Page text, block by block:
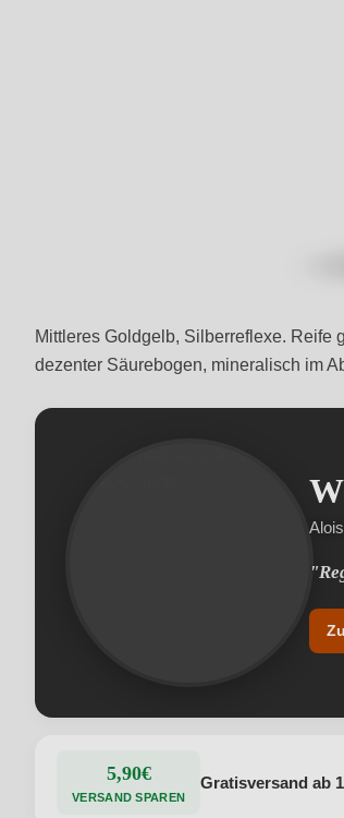
Mittleres Goldgelb, Silberreflexe. Reife
dezenter Säurebogen, mineralisch im
5,90€
VERSAND SPAREN
Gratisversand ab